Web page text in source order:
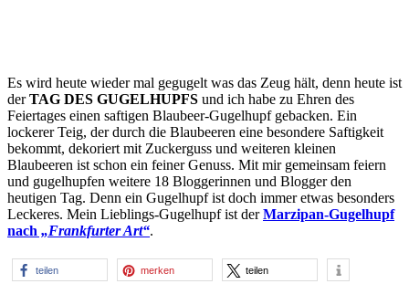
Es wird heute wieder mal gegugelt was das Zeug hält, denn heute ist
derTAG DES GUGELHUPFS und ich habe zu Ehren des
Feiertages einen saftigen Blaubeer-Gugelhupf gebacken. Ein
lockerer Teig, der durch die Blaubeeren eine besondere Saftigkeit
bekommt, dekoriert mit Zuckerguss und weiteren kleinen
Blaubeeren ist schon ein feiner Genuss. Mit mir gemeinsam feiern
und gugelhupfen weitere 18 Bloggerinnen und Blogger den
heutigen Tag. Denn ein Gugelhupf ist doch immer etwas besonders
Leckeres. Mein Lieblings-Gugelhupf ist derMarzipan-Gugelhupf
nach „Frankfurter Art“.
teilen merken teilen